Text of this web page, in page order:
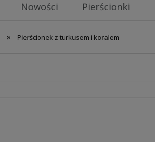
Nowości Pierścionki
» Pierścionek z turkusem i koralem